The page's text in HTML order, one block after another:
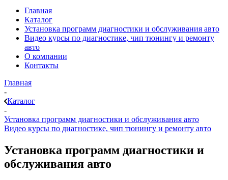
Главная
Каталог
Установка программ диагностики и обслуживания авто
Видео курсы по диагностике, чип тюнингу и ремонту
авто
О компании
Контакты
Главная
-
Каталог
-
Установка программ диагностики и обслуживания авто
Видео курсы по диагностике, чип тюнингу и ремонту авто
Установка программ диагностики и
обслуживания авто